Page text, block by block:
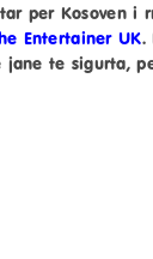
per Kosoven i
Entertainer UK.
jane te sigurta,